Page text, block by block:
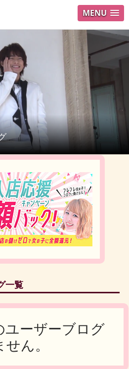
MENU ログイ
ユー
検索
一覧
ユーザーブログ
ん。